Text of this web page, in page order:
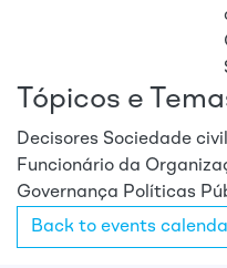
Tópicos e
Decisores Sociedade civil
Funcionário da
Governança Políticas
Back to events